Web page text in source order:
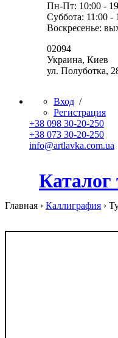
Пн-Пт: 10:00 -
Суббота: 11:00 -
Воскресенье:
02094
Украина, Киев
ул. Полуботка,
Вход /
Регистрация
+38 098 30-20-250
+38 073 30-20-250
info@artlavka.com.ua
Каталог
Главная › Каллиграфия ›